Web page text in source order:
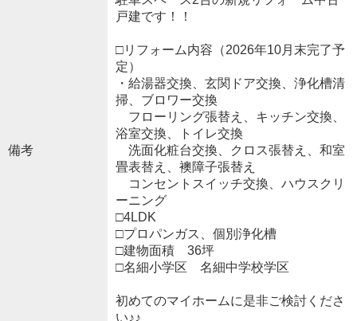
備考
戸建です！！
□リフォーム内容（2026年10月末完了予
定）
・給湯器交換、玄関ドア交換、浄化槽清
掃、ブロワー交換
フローリング張替え、キッチン交換、
浴室交換、トイレ交換
洗面化粧台交換、クロス張替え、和室
畳表替え、襖障子張替え
コンセントスイッチ交換、ハウスクリ
ーニング
□4LDK
□プロパンガス、個別浄化槽
□建物面積 36坪
□名細小学区 名細中学校学区
初めてのマイホームに是非ご検討くださ
い♪♪